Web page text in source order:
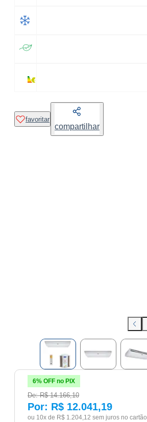
favoritar
compartilhar
6% OFF no PIX
De:R$ 14.166,10
Por: R$ 12.041,19
ou 10x de R$ 1.204,12 sem juros no cartão